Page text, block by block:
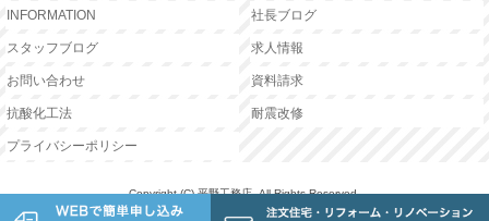
INFORMATION 社長ブログ
スタッフブログ 求人情報
お問い合わせ 資料請求
抗酸化工法 耐震改修
プライバシーポリシー
Copyright (C) 平野工務店. All Rights Reserved.